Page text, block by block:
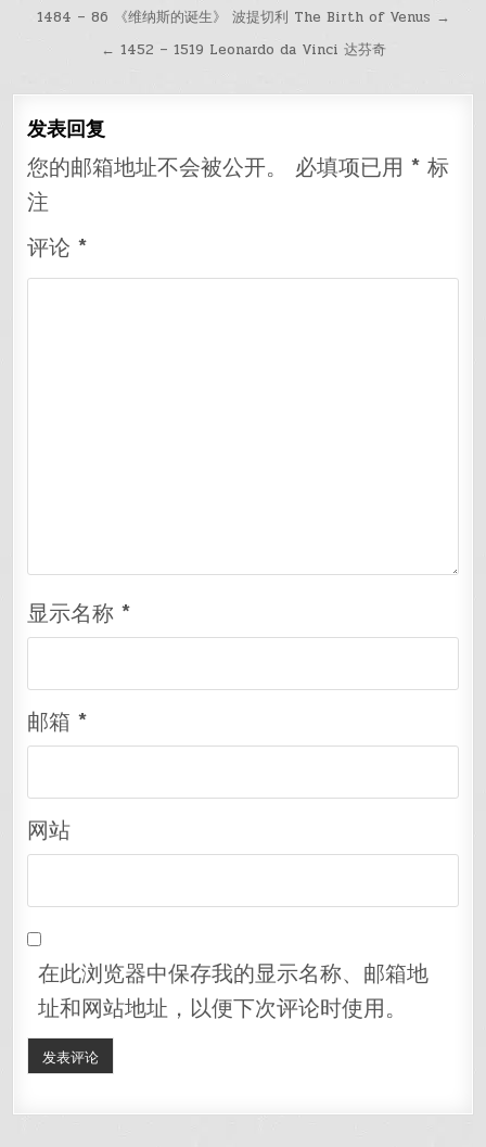
文
航
1484 – 86 《维纳斯的诞生》 波提切利 The Birth of Venus →
← 1452 – 1519 Leonardo da Vinci 达芬奇
发表回复
您的邮箱地址不会被公开。 必填项已用* 标
注
评论*
显示名称*
邮箱*
网站
在此浏览器中保存我的显示名称、邮箱地
址和网站地址，以便下次评论时使用。